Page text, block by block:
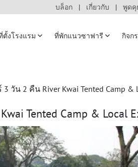
บล็อก เกี่ยวกับ พูดคุ
ตั้งโรงแรม ที่พักแนวซาฟารี กิจก
3 วัน 2 คืน River Kwai Tented Camp &
Tented Camp & Local